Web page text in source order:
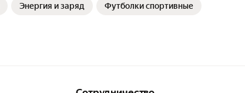
Энергия и заряд Футболки спортивные